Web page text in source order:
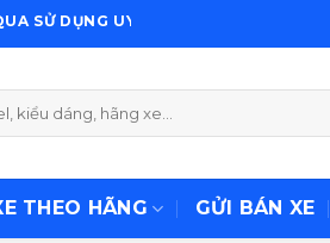
UY TÍN VÀ CHẤT LƯỢNG
THEO HÃNG GỬI BÁN XE